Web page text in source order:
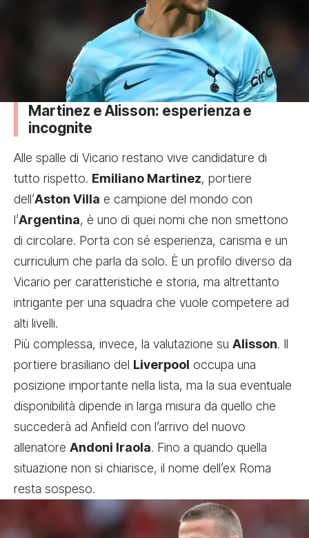
Martinez e Alisson: esperienza e
incognite
Alle spalle di Vicario restano vive candidature di
tutto rispetto. Emiliano Martinez, portiere
dell’Aston Villa e campione del mondo con
l’Argentina, è uno di quei nomi che non smettono
di circolare. Porta con sé esperienza, carisma e un
curriculum che parla da solo. È un profilo diverso da
Vicario per caratteristiche e storia, ma altrettanto
intrigante per una squadra che vuole competere ad
alti livelli.
Più complessa, invece, la valutazione su Alisson. Il
portiere brasiliano del Liverpool occupa una
posizione importante nella lista, ma la sua eventuale
disponibilità dipende in larga misura da quello che
succederà ad Anfield con l’arrivo del nuovo
allenatore Andoni Iraola. Fino a quando quella
situazione non si chiarisce, il nome dell’ex Roma
resta sospeso.